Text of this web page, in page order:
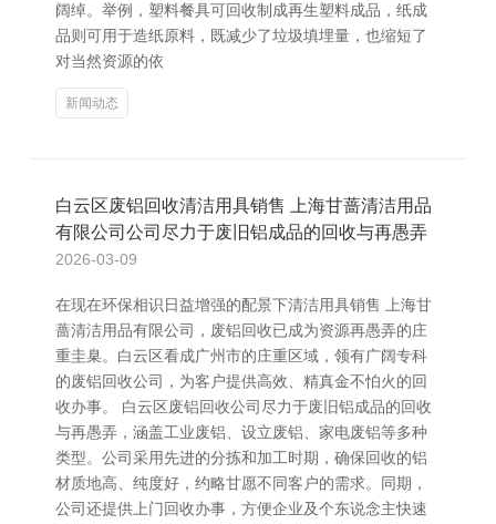
阔绰。举例，塑料餐具可回收制成再生塑料成品，纸成
品则可用于造纸原料，既减少了垃圾填埋量，也缩短了
对当然资源的依
新闻动态
白云区废铝回收清洁用具销售 上海甘蔷清洁用品
有限公司公司尽力于废旧铝成品的回收与再愚弄
2026-03-09
在现在环保相识日益增强的配景下清洁用具销售 上海甘
蔷清洁用品有限公司，废铝回收已成为资源再愚弄的庄
重圭臬。白云区看成广州市的庄重区域，领有广阔专科
的废铝回收公司，为客户提供高效、精真金不怕火的回
收办事。 白云区废铝回收公司尽力于废旧铝成品的回收
与再愚弄，涵盖工业废铝、设立废铝、家电废铝等多种
类型。公司采用先进的分拣和加工时期，确保回收的铝
材质地高、纯度好，约略甘愿不同客户的需求。同期，
公司还提供上门回收办事，方便企业及个东说念主快速